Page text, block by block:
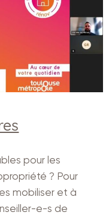
pour les
? Pour
mobiliser et à
e-s de